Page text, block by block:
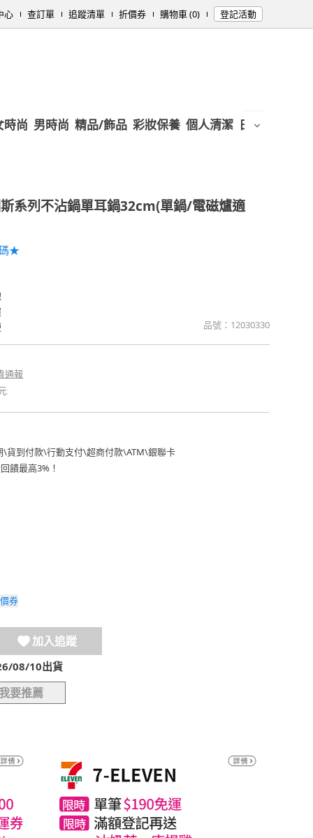
心 查訂單 追蹤清單 折價券 購物車 (0) 登記活動
時尚 男時尚 精品/飾品 彩妝保養 個人清潔 日用/紙品
系列不沾鍋單耳鍋32cm(單鍋/電磁爐適
★
品號： 12030330
通報
\貨到付款\行動支付\超商付款\ATM\銀聯卡
饋最高3%！
券
加入追蹤
08/10出貨
我要推薦